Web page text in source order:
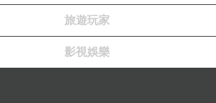
旅遊玩家
影視娛樂